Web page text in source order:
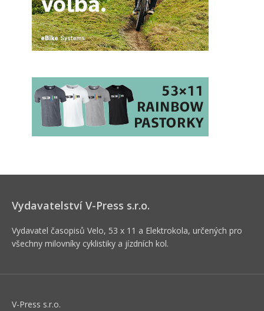
Vydavatelství V-Press s.r.o.
Vydavatel časopisů Velo, 53 x 11 a Elektrokola, určených pro
všechny milovníky cyklistiky a jízdních kol.
V-Press s.r.o.